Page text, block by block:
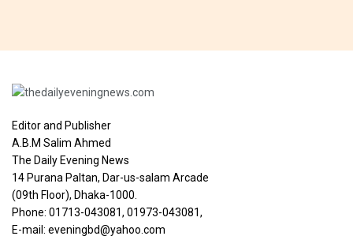
Editor and Publisher
A.B.M Salim Ahmed
The Daily Evening News
14 Purana Paltan, Dar-us-salam Arcade
(09th Floor), Dhaka-1000.
Phone: 01713-043081, 01973-043081,
E-mail: eveningbd@yahoo.com